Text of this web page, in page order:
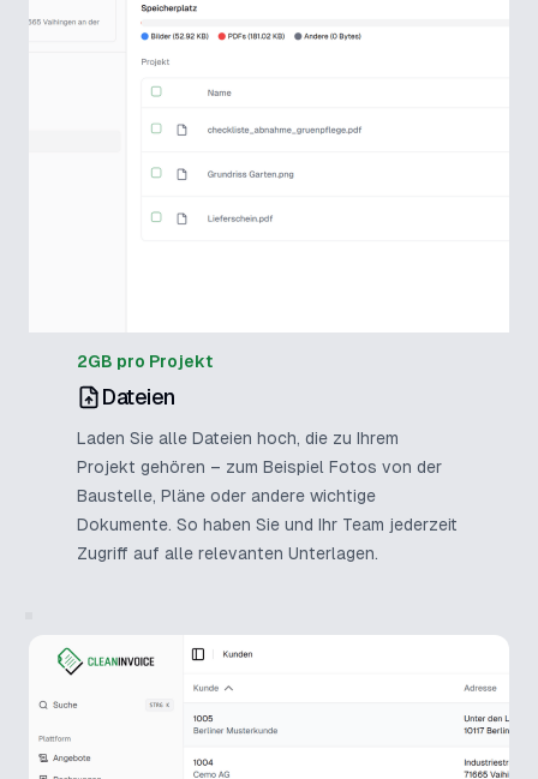
2GB pro Projekt
Dateien
Laden Sie alle Dateien hoch, die zu Ihrem
Projekt gehören – zum Beispiel Fotos von der
Baustelle, Pläne oder andere wichtige
Dokumente. So haben Sie und Ihr Team jederzeit
Zugriff auf alle relevanten Unterlagen.